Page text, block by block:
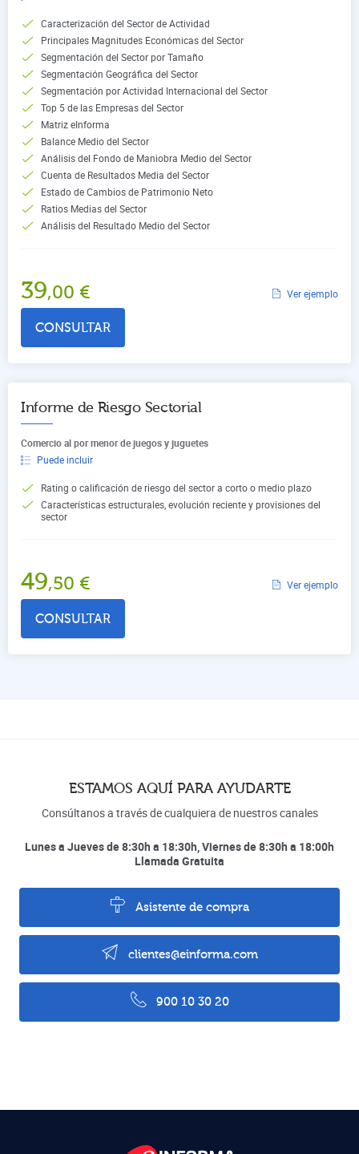
Caracterización del Sector de Actividad
Principales Magnitudes Económicas del Sector
Segmentación del Sector por Tamaño
Segmentación Geográfica del Sector
Segmentación por Actividad Internacional del Sector
Top 5 de las Empresas del Sector
Matriz eInforma
Balance Medio del Sector
Análisis del Fondo de Maniobra Medio del Sector
Cuenta de Resultados Media del Sector
Estado de Cambios de Patrimonio Neto
Ratios Medias del Sector
Análisis del Resultado Medio del Sector
39,00 € Ver ejemplo
CONSULTAR
Informe de Riesgo Sectorial
Comercio al por menor de juegos y juguetes
Puede incluir
Rating o calificación de riesgo del sector a corto o medio plazo
Características estructurales, evolución reciente y provisiones del
sector
49,50 € Ver ejemplo
CONSULTAR
ESTAMOS AQUÍ PARA AYUDARTE
Consúltanos a través de cualquiera de nuestros canales
Lunes a Jueves de 8:30h a 18:30h, Viernes de 8:30h a 18:00h
Llamada Gratuita
Asistente de compra
clientes@einforma.com
900 10 30 20